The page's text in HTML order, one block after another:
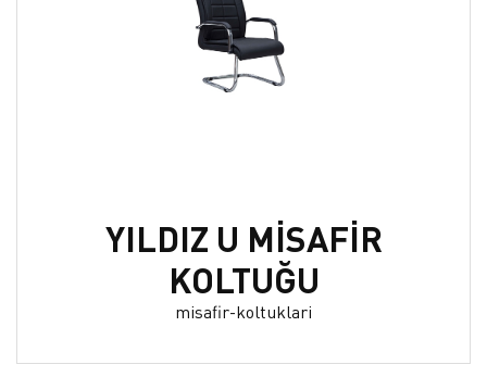
YILDIZ U MİSAFİR
KOLTUĞU
misafir-koltuklari